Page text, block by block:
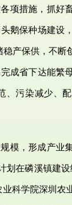
项措施，抓好
鹅保种场建设
产保供，不断
成省下达能繁
、污染减少、
模，形成产业
划在磷溪镇建
科学院深圳农